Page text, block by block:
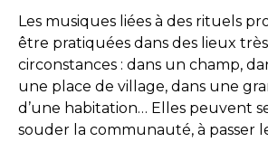
Les musiques liées à des rituels
être pratiquées dans des lieux
circonstances : dans un champ,
une place de village, dans une
d’une habitation… Elles peuvent
souder la communauté, à passer